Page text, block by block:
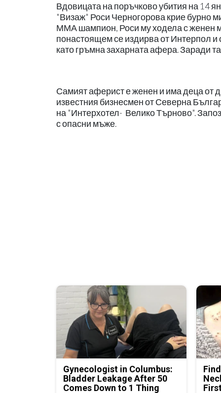
Вдовицата на поръчково убития на 14
"Визаж" Роси Черногорова крие
ММА шампион, Роси му ходела с женен
понастоящем се издирва от Интерпол и
като гръмна захарната афера. Заради
Самият аферист е женен и има деца от
известния бизнесмен от Северна
на "Интерхотел- Велико Търново".
с опасни мъже.
Gynecologist in Columbus:
Bladder Leakage After 50
Comes Down to 1 Thing